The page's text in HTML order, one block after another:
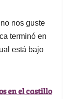
nos guste
terminó en
está bajo
en el castillo